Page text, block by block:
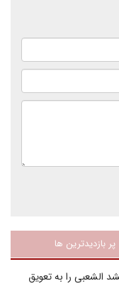
پر بازدیدترین ها
الشعبی را به تعویق